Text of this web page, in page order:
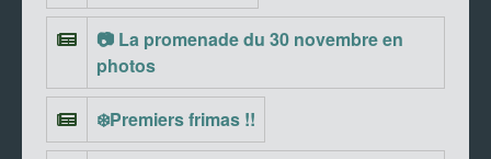
📷 La promenade du 30 novembre en
photos
❄️Premiers frimas !!